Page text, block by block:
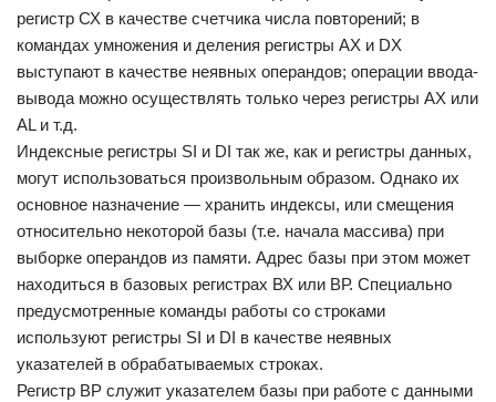
регистр СХ в качестве счетчика числа повторений; в
командах умножения и деления регистры АХ и DX
выступают в качестве неявных операндов; операции ввода-
вывода можно осуществлять только через регистры АХ или
AL и т.д.
Индексные регистры SI и DI так же, как и регистры данных,
могут использоваться произвольным образом. Однако их
основное назначение — хранить индексы, или смещения
относительно некоторой базы (т.е. начала массива) при
выборке операндов из памяти. Адрес базы при этом может
находиться в базовых регистрах ВХ или ВР. Специально
предусмотренные команды работы со строками
используют регистры SI и DI в качестве неявных
указателей в обрабатываемых строках.
Регистр ВР служит указателем базы при работе с данными